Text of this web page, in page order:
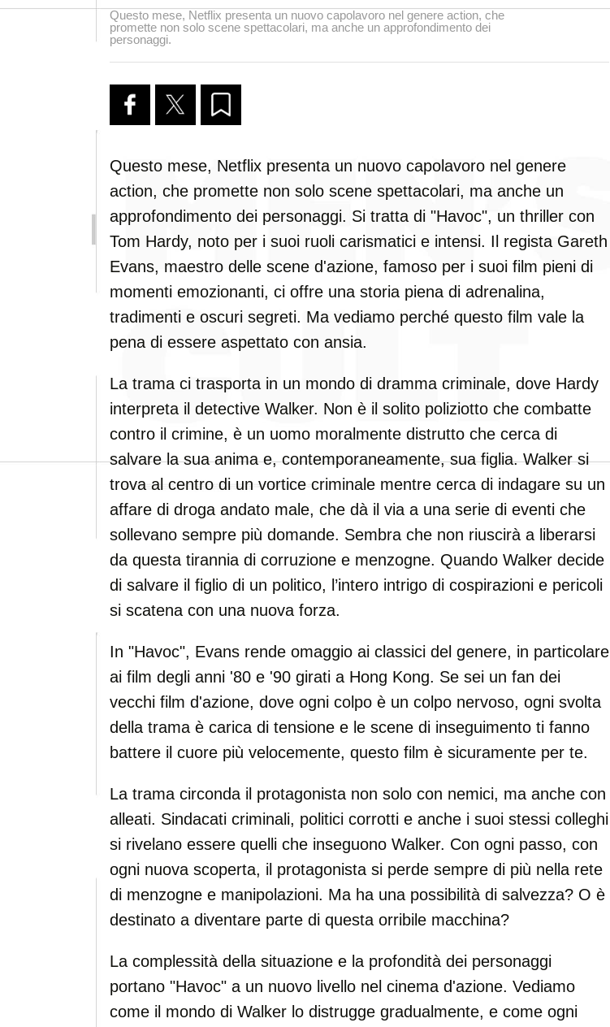
Questo mese, Netflix presenta un nuovo capolavoro nel genere action, che
promette non solo scene spettacolari, ma anche un approfondimento dei
personaggi.
Questo mese, Netflix presenta un nuovo capolavoro nel genere
action, che promette non solo scene spettacolari, ma anche un
approfondimento dei personaggi. Si tratta di "Havoc", un thriller con
Tom Hardy, noto per i suoi ruoli carismatici e intensi. Il regista Gareth
Evans, maestro delle scene d'azione, famoso per i suoi film pieni di
momenti emozionanti, ci offre una storia piena di adrenalina,
tradimenti e oscuri segreti. Ma vediamo perché questo film vale la
pena di essere aspettato con ansia.
La trama ci trasporta in un mondo di dramma criminale, dove Hardy
interpreta il detective Walker. Non è il solito poliziotto che combatte
contro il crimine, è un uomo moralmente distrutto che cerca di
salvare la sua anima e, contemporaneamente, sua figlia. Walker si
trova al centro di un vortice criminale mentre cerca di indagare su un
affare di droga andato male, che dà il via a una serie di eventi che
sollevano sempre più domande. Sembra che non riuscirà a liberarsi
da questa tirannia di corruzione e menzogne. Quando Walker decide
di salvare il figlio di un politico, l’intero intrigo di cospirazioni e pericoli
si scatena con una nuova forza.
In "Havoc", Evans rende omaggio ai classici del genere, in particolare
ai film degli anni '80 e '90 girati a Hong Kong. Se sei un fan dei
vecchi film d'azione, dove ogni colpo è un colpo nervoso, ogni svolta
della trama è carica di tensione e le scene di inseguimento ti fanno
battere il cuore più velocemente, questo film è sicuramente per te.
La trama circonda il protagonista non solo con nemici, ma anche con
alleati. Sindacati criminali, politici corrotti e anche i suoi stessi colleghi
si rivelano essere quelli che inseguono Walker. Con ogni passo, con
ogni nuova scoperta, il protagonista si perde sempre di più nella rete
di menzogne e manipolazioni. Ma ha una possibilità di salvezza? O è
destinato a diventare parte di questa orribile macchina?
La complessità della situazione e la profondità dei personaggi
portano "Havoc" a un nuovo livello nel cinema d'azione. Vediamo
come il mondo di Walker lo distrugge gradualmente, e come ogni